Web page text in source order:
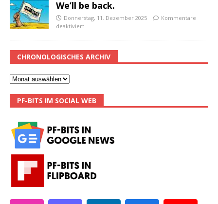
We’ll be back.
Donnerstag, 11. Dezember 2025
Kommentare
deaktiviert
CHRONOLOGISCHES ARCHIV
PF-BITS IM SOCIAL WEB